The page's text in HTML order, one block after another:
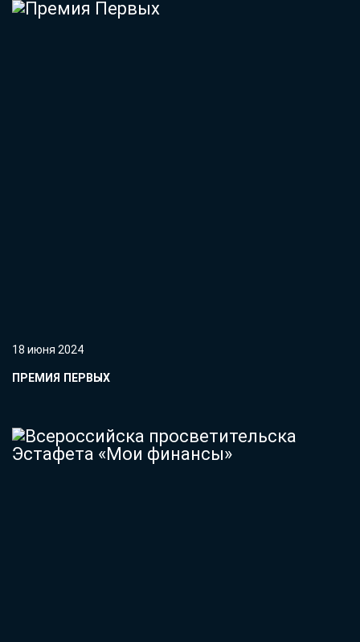
18 июня 2024
ПРЕМИЯ ПЕРВЫХ